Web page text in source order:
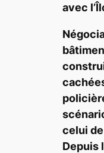
avec
celui
Depuis